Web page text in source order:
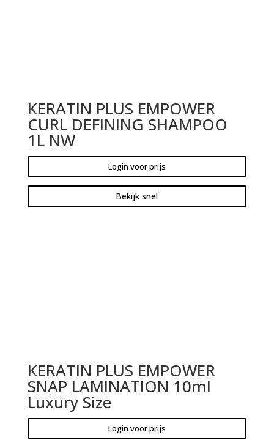
KERATIN PLUS EMPOWER
CURL DEFINING SHAMPOO
1L NW
Login voor prijs
Bekijk snel
KERATIN PLUS EMPOWER
SNAP LAMINATION 10ml
Luxury Size
Login voor prijs